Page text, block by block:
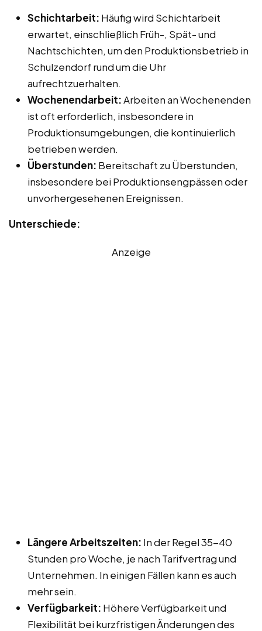
Schichtarbeit: Häufig wird Schichtarbeit
erwartet, einschließlich Früh-, Spät- und
Nachtschichten, um den Produktionsbetrieb in
Schulzendorf rund um die Uhr
aufrechtzuerhalten.
Wochenendarbeit:Arbeiten an Wochenenden
ist oft erforderlich, insbesondere in
Produktionsumgebungen, die kontinuierlich
betrieben werden.
Überstunden: Bereitschaft zu Überstunden,
insbesondere bei Produktionsengpässen oder
unvorhergesehenen Ereignissen.
Unterschiede:
Anzeige
Längere Arbeitszeiten: In der Regel 35-40
Stunden pro Woche, je nach Tarifvertrag und
Unternehmen. In einigen Fällen kann es auch
mehr sein.
Verfügbarkeit: Höhere Verfügbarkeit und
Flexibilität bei kurzfristigen Änderungen des